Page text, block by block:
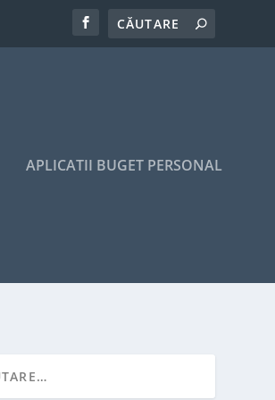
APLICATII BUGET PERSONAL